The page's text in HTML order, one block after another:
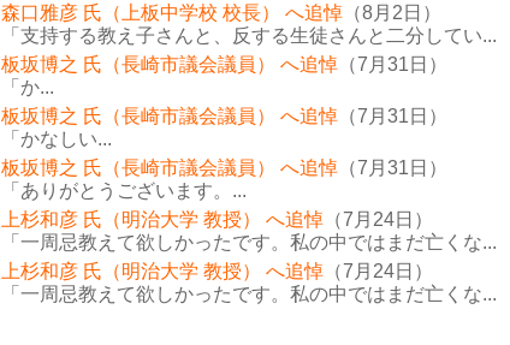
森口雅彦 氏（上板中学校 校長） へ追悼 （8月2日）
「支持する教え子さんと、反する生徒さんと二分してい...
板坂博之 氏（長崎市議会議員） へ追悼 （7月31日）
「か...
板坂博之 氏（長崎市議会議員） へ追悼 （7月31日）
「かなしい...
板坂博之 氏（長崎市議会議員） へ追悼 （7月31日）
「ありがとうございます。...
上杉和彦 氏（明治大学 教授） へ追悼 （7月24日）
「一周忌教えて欲しかったです。私の中ではまだ亡くな...
上杉和彦 氏（明治大学 教授） へ追悼 （7月24日）
「一周忌教えて欲しかったです。私の中ではまだ亡くな...